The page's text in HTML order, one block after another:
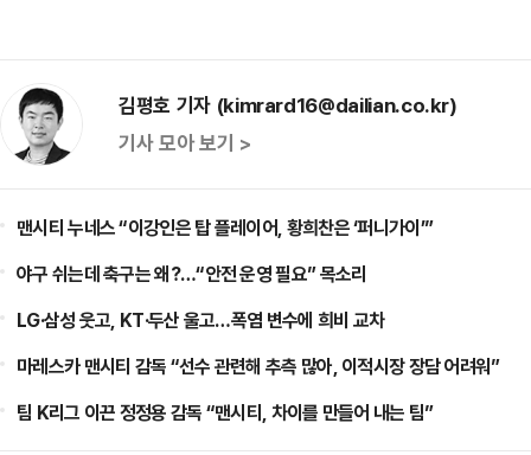
김평호 기자 (kimrard16@dailian.co.kr)
기사 모아 보기 >
맨시티 누네스 “이강인은 탑 플레이어, 황희찬은 ‘퍼니가이’”
야구 쉬는데 축구는 왜?…“안전 운영 필요” 목소리
LG·삼성 웃고, KT·두산 울고…폭염 변수에 희비 교차
마레스카 맨시티 감독 “선수 관련해 추측 많아, 이적시장 장담 어려워”
팀 K리그 이끈 정정용 감독 “맨시티, 차이를 만들어 내는 팀”